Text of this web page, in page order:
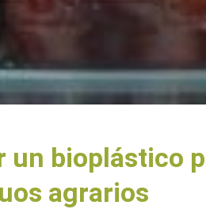
un bioplástico
agrarios